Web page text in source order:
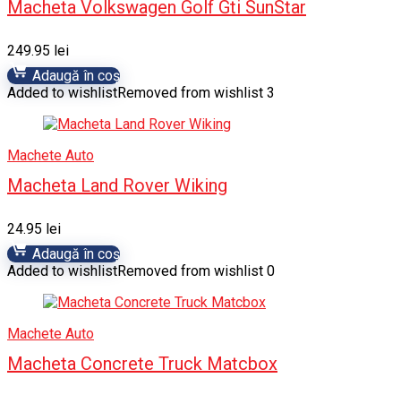
Macheta Volkswagen Golf Gti SunStar
249.95 lei
Adaugă în coș
Added to wishlistRemoved from wishlist 3
Machete Auto
Macheta Land Rover Wiking
24.95 lei
Adaugă în coș
Added to wishlistRemoved from wishlist 0
Machete Auto
Macheta Concrete Truck Matcbox